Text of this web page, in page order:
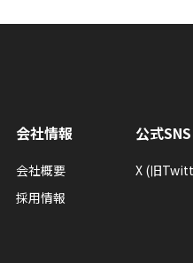
会社情報
会社概要
採用情報
公式SNS
X (旧